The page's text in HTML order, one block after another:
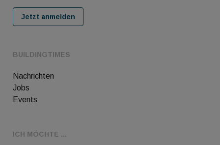
BUILDINGTIMES
Nachrichten
Jobs
Events
ICH MÖCHTE ...
Jetzt anmelden